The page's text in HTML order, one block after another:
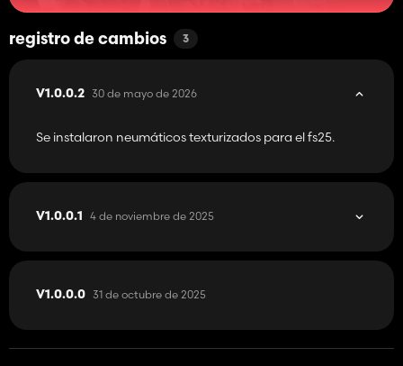
registro de cambios 3
V1.0.0.2 30 de mayo de 2026
Se instalaron neumáticos texturizados para el fs25.
V1.0.0.1 4 de noviembre de 2025
V1.0.0.0 31 de octubre de 2025